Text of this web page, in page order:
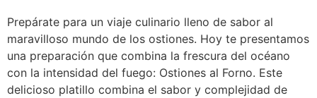
Prepárate para un viaje culinario lleno de sabor al
maravilloso mundo de los ostiones. Hoy te presentamos
una preparación que combina la frescura del océano
con la intensidad del fuego: Ostiones al Forno. Este
delicioso platillo combina el sabor y complejidad de